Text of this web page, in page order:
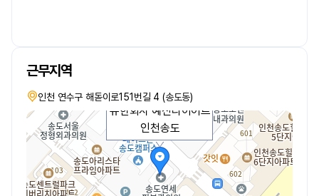
근무지역
인천 연수구 해돋이로151번길 4 (송도동)
유한회사 예신다이어트
인천송도